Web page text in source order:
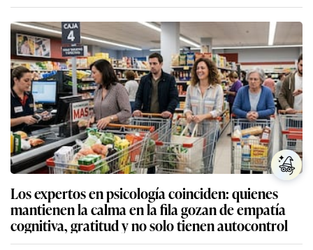
Los expertos en psicología coinciden: quienes
mantienen la calma en la fila gozan de empatía
cognitiva, gratitud y no solo tienen autocontrol